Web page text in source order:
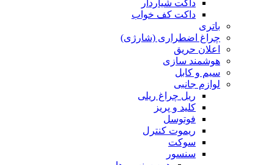
داکت شیاردار
داکت کف خواب
باتری
چراغ اضطراری (شارژی)
اعلان حریق
هوشمند سازی
سیم و کابل
لوازم جانبی
ریل چراغ ریلی
کلید و پریز
فوتوسل
ریموت کنترل
سوکت
سنسور